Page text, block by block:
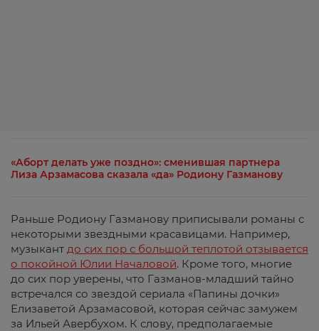
«Аборт делать уже поздно»: сменившая партнера
Лиза Арзамасова сказала «да» Родиону Газманову
Раньше Родиону Газманову приписывали романы с
некоторыми звездными красавицами. Например,
музыкант до сих пор с большой теплотой отзывается
о покойной Юлии Началовой. Кроме того, многие
до сих пор уверены, что Газманов-младший тайно
встречался со звездой сериала «Папины дочки»
Елизаветой Арзамасовой, которая сейчас замужем
за Ильей Авербухом. К слову, предполагаемые